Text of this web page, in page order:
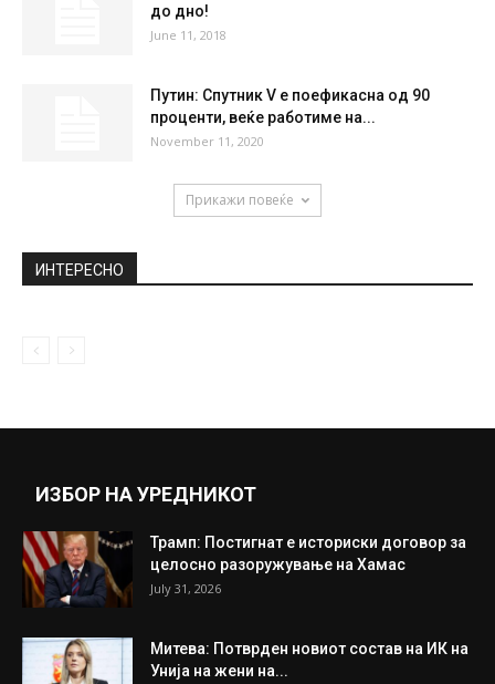
до дно!
June 11, 2018
Путин: Спутник V е поефикаснa од 90
проценти, веќе работиме на...
November 11, 2020
Прикажи повеќе
ИНТЕРЕСНО
ИЗБОР НА УРЕДНИКОТ
Трамп: Постигнат е историски договор за
целосно разоружување на Хамас
July 31, 2026
Митева: Потврден новиот состав на ИК на
Унија на жени на...